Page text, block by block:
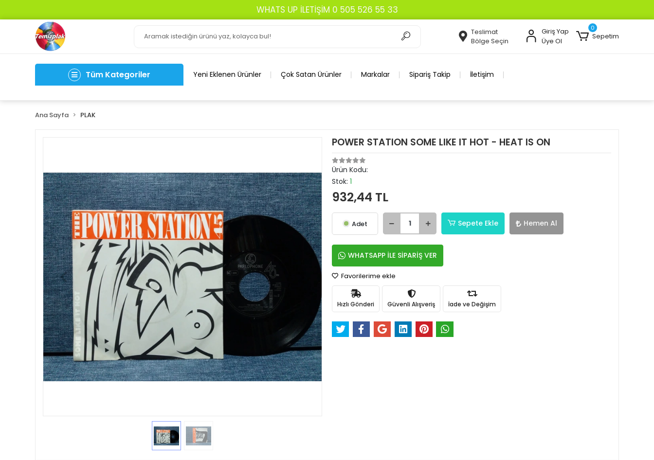
WHATS UP İLETİŞİM 0 505 526 55 33
Teslimat
Bölge Seçin
Giriş Yap
Üye Ol
0
Sepetim
Tüm Kategoriler Yeni Eklenen Ürünler Çok Satan Ürünler Markalar Sipariş Takip İletişim
Ana Sayfa PLAK
POWER STATION SOME LIKE IT HOT - HEAT IS ON
Ürün Kodu:
Stok: 1
932,44 TL
Adet Sepete Ekle Hemen Al
WHATSAPP İLE SİPARİŞ VER
Favorilerime ekle
Hızlı Gönderi Güvenli Alışveriş İade ve Değişim